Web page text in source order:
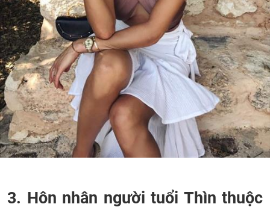
3. Hôn nhân người tuổi Thìn thuộc